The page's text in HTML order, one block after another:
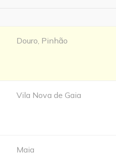
Douro, Pinhão
Vila Nova de Gaia
Maia